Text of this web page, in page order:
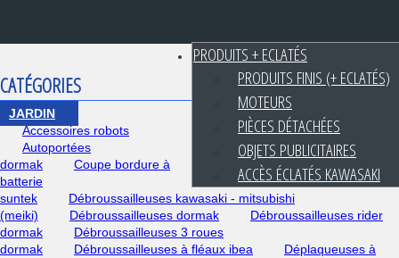
PRODUITS + ECLATÉS
PRODUITS FINIS (+ ECLATÉS)
MOTEURS
PIÈCES DÉTACHÉES
OBJETS PUBLICITAIRES
ACCÈS ÉCLATÉS KAWASAKI
CATÉGORIES
JARDIN
Accessoires robots
Autoportées
dormak
Coupe bordure à
batterie
suntek
Débroussailleuses kawasaki - mitsubishi
(meiki)
Débroussailleuses dormak
Débroussailleuses rider
dormak
Débroussailleuses 3 roues
dormak
Débroussailleuses à fléaux ibea
Déplaqueuses à